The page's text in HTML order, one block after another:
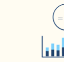
難病患者さ